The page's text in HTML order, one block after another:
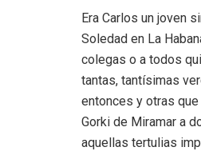
Era Carlos un joven
Soledad en La
colegas o a todos
tantas, tantísimas
entonces y otras
Gorki de Miramar a
aquellas tertulias